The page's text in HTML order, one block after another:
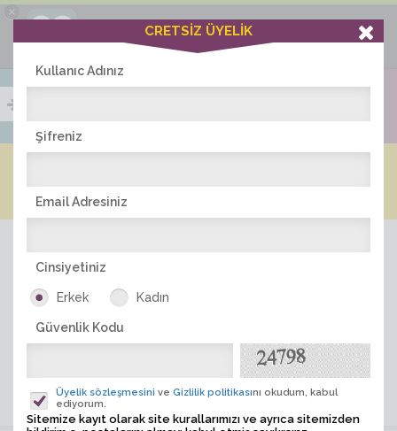
×
Ciddiask Uygulaması
+1 Hafta Gold Üyelik Kazan
Bedava - com.ciddi.ask
İNDİR
ÜYE ARA
CRETSİZ ÜYELİK
Kullanıc Adınız
Şifreniz
Email Adresiniz
Cinsiyetiniz
Erkek Kadın
Güvenlik Kodu
Üyelik sözleşmesini ve Gizlilik politikasını okudum, kabul
ediyorum.
Sitemize kayıt olarak site kurallarımızı ve ayrıca sitemizden